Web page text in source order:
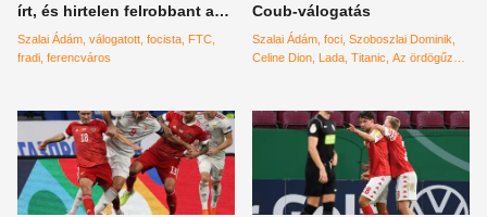
írt, és hirtelen felrobbant a
kommentszekció
Szalai Ádám válogatott focista FTC
fradi ferencváros
Coub-válogatás
Szalai Ádám foci Szoboszlai Dominik
Celine Dion Lada Titanic Az ördögűző